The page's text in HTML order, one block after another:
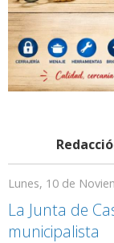
Lunes, 10 de
La Junta de
municipalista